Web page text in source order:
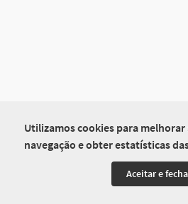
Utilizamos cookies para melhorar
navegação e obter estatísticas
Aceitar e